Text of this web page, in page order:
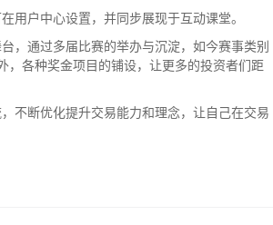
用户中心设置，并同步展现于互动课堂。
，通过多届比赛的举办与沉淀，如今赛事类别
，各种奖金项目的铺设，让更多的投资者们距
不断优化提升交易能力和理念，让自己在交易